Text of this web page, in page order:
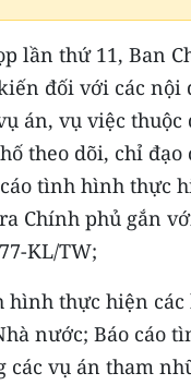
TUẦN
THÁNG
lần thứ 11, Ban
đối với các nội
án, vụ việc thuộc
theo dõi, chỉ đạo
cáo tình hình thực
Chính phủ gắn
KL/TW;
hình thực hiện
nước; Báo cáo
các vụ án tham